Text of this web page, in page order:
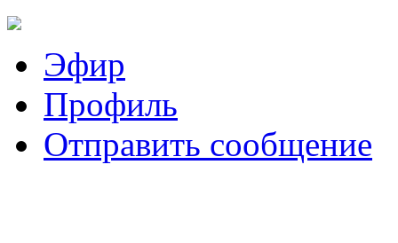
Эфир
Профиль
Отправить сообщение